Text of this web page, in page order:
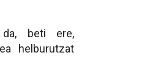
da, beti ere,
helburutzat